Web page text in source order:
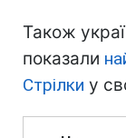
Також
показали
Стрілки у